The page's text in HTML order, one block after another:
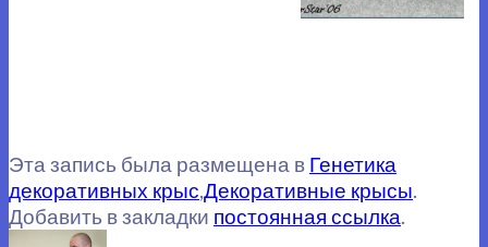
Эта запись была размещена в Генетика
декоративных крыс,Декоративные крысы.
Добавить в закладки постоянная ссылка.